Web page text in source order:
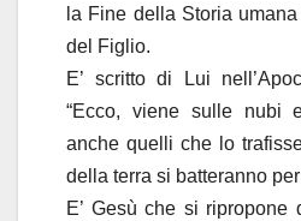
la Fine della Storia
del Figlio.
E’ scritto di Lui
“Ecco, viene sulle nubi
anche quelli che lo
della terra si batteranno
E’ Gesù che si ripropone